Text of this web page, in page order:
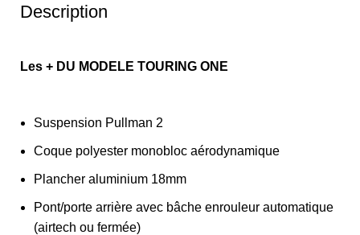
Description
Les + DU MODELE TOURING ONE
Suspension Pullman 2
Coque polyester monobloc aérodynamique
Plancher aluminium 18mm
Pont/porte arrière avec bâche enrouleur automatique
(airtech ou fermée)